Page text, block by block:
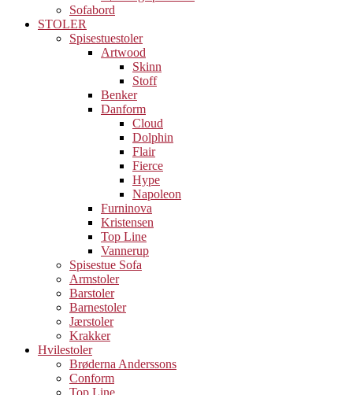
Sofabord
STOLER
Spisestuestoler
Artwood
Skinn
Stoff
Benker
Danform
Cloud
Dolphin
Flair
Fierce
Hype
Napoleon
Furninova
Kristensen
Top Line
Vannerup
Spisestue Sofa
Armstoler
Barstoler
Barnestoler
Jærstoler
Krakker
Hvilestoler
Brøderna Anderssons
Conform
Top Line